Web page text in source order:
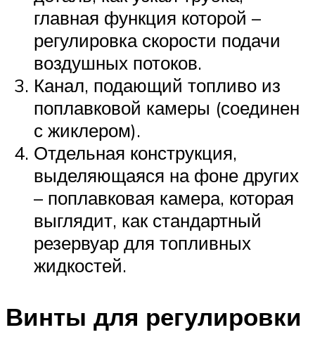
главная функция которой –
регулировка скорости подачи
воздушных потоков.
Канал, подающий топливо из
поплавковой камеры (соединен
с жиклером).
Отдельная конструкция,
выделяющаяся на фоне других
– поплавковая камера, которая
выглядит, как стандартный
резервуар для топливных
жидкостей.
Винты для регулировки